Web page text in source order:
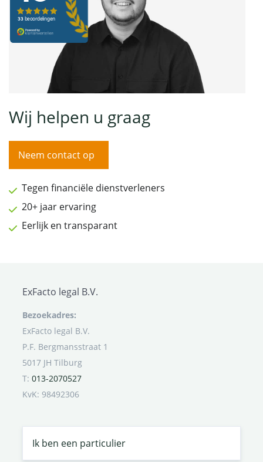
Wij helpen u graag
Neem contact op
Tegen financiële dienstverleners
20+ jaar ervaring
Eerlijk en transparant
ExFacto legal B.V.
Bezoekadres:
ExFacto legal B.V.
P.F. Bergmansstraat 1
5017 JH Tilburg
T: 013-2070527
KvK: 98492306
Ik ben een particulier